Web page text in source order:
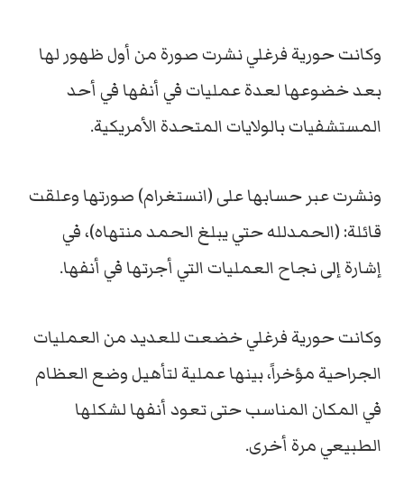
وكانت حورية فرغلي نشرت صورة من أول ظهور لها
بعد خضوعها لعدة عمليات في أنفها في أحد
المستشفيات بالولايات المتحدة الأمريكية.
ونشرت عبر حسابها على (انستغرام) صورتها وعلقت
قائلة: (الحمدلله حتي يبلغ الحمد منتهاه)، في
إشارة إلى نجاح العمليات التي أجرتها في أنفها.
وكانت حورية فرغلي خضعت للعديد من العمليات
الجراحية مؤخراً، بينها عملية لتأهيل وضع العظام
في المكان المناسب حتى تعود أنفها لشكلها
الطبيعي مرة أخرى.